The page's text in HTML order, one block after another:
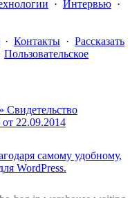
· Интервью ·
· Контакты · Рассказать
Пользовательское
22.09.2014
самому удобному,
WordPress.